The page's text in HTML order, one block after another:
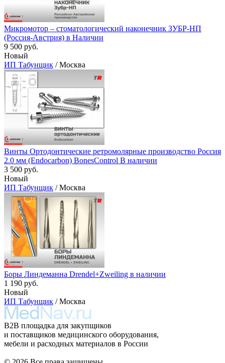
Микромотор – стоматологический наконечник ЗУБР-НП
(Россия-Австрия) в Наличии
9 500 руб.
Новый
ИП Табунщик / Москва
Винты Ортодонтические ретромолярные производство Россия
2.0 мм (Endocarbon) BonesControl В наличии
3 500 руб.
Новый
ИП Табунщик / Москва
Боры Линдеманна Drendel+Zweiling в наличии
1 190 руб.
Новый
ИП Табунщик / Москва
B2B площадка для закупщиков
и поставщиков медицинского оборудования,
мебели и расходных материалов в России